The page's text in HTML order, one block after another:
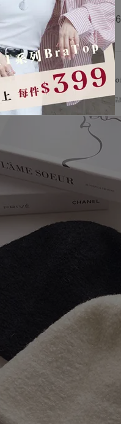
✨
MD 164/46
-color -